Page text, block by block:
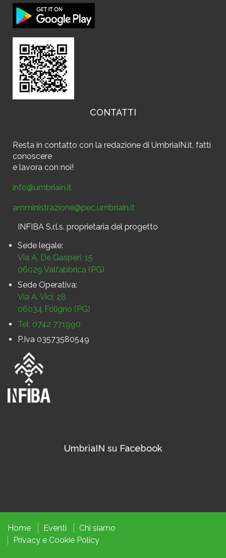
CONTATTI
Resta in contatto con la redazione di UmbriaIN.it, fatti
conoscere
e lavora con noi!
info@umbriain.it
amministrazione@pec.umbriain.it
INFIBA S.r.l.s. proprietaria del progetto
Sede legale:
Via A. De Gasperi, 15
06029 Valfabbrica (PG)
Sede Operativa:
Via A. Vici, 28
06034 Foligno (PG)
Tel: 0742 771990
P.Iva 03573580549
UmbriaIN su Facebook
Home Eventi
Chi siamo
Privacy e Cookie Policy